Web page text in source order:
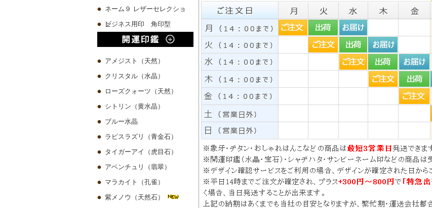
ネーム９ レザーセレクショ
ン
ビジネス用印 角印型
アメジスト（天然）
クリスタル（水晶）
ローズクォーツ（天然）
シトリン（黄水晶）
ブルー水晶
ラビスラズリ（青金石）
タイガーアイ（虎目石）
アベンチュリ（翡翠）
マラカイト（孔雀）
紫メノウ（天然石）